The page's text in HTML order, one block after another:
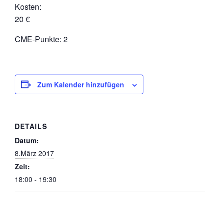
Kosten:
20 €
CME-Punkte: 2
Zum Kalender hinzufügen
DETAILS
Datum:
8.März 2017
Zeit:
18:00 - 19:30